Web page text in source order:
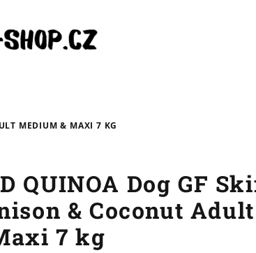
MEDIUM & MAXI 7 KG
QUINOA Dog GF
& Coconut
7 kg